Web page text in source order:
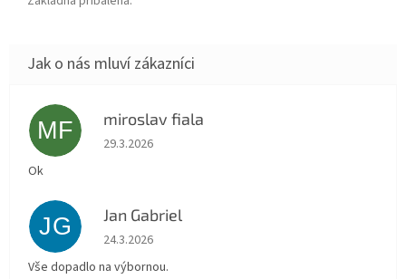
MF miroslav fiala
Hodnocení obchodu je 5 z 5 hvězdiček.
29.3.2026
Ok
JG Jan Gabriel
Hodnocení obchodu je 5 z 5 hvězdiček.
24.3.2026
Vše dopadlo na výbornou.